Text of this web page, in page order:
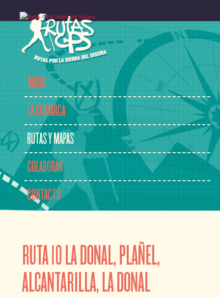
INICIO
LA COMARCA
RUTAS Y MAPAS
COLABORAN
CONTACTO
RUTA 10 LA DONAL, PLAÑEL,
ALCANTARILLA, LA DONAL